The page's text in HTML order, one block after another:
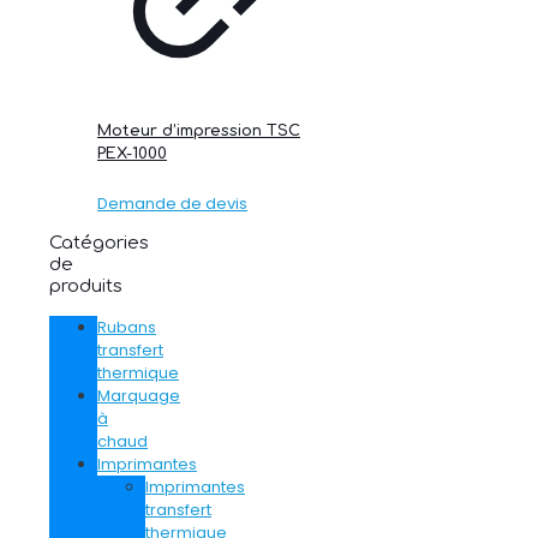
Moteur d’impression TSC
PEX-1000
Demande de devis
Catégories
de
produits
Rubans
transfert
thermique
Marquage
à
chaud
Imprimantes
Imprimantes
transfert
thermique